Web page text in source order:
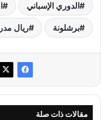
الدوري الإسباني
برشلونة ريال
مقالات ذات صلة